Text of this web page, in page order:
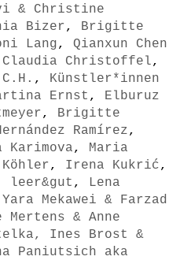
& Christine
Bizer, Brigitte
Lang, Qianxun Chen
Claudia Christoffel,
, Künstler*innen
Ernst , Elburuz
, Brigitte
Ramírez,
Karimova, Maria
Köhler, Irena Kukrić,
leer&gut , Lena
Yara Mekawei & Farzad
Mertens & Anne
Ines Brost &
Paniutsich aka